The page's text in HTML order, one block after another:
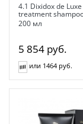
4.1 Dixidox de
treatment
200 мл
5 854 руб.
или 1464 руб.